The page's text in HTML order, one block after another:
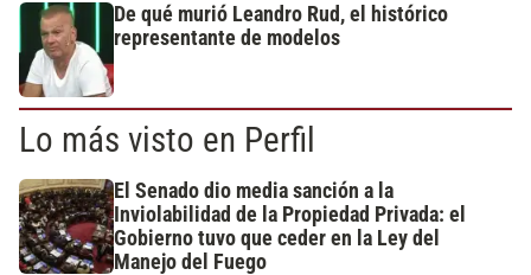
De qué murió Leandro Rud, el histórico
representante de modelos
Lo más visto en Perfil
El Senado dio media sanción a la
Inviolabilidad de la Propiedad Privada: el
Gobierno tuvo que ceder en la Ley del
Manejo del Fuego